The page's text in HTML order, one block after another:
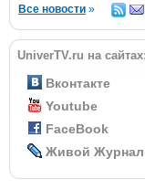
Все новости »
UniverTV.ru на сайтах:
Вконтакте
Youtube
FaceBook
Живой Журнал